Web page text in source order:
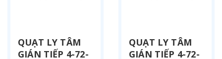
QUẠT LY TÂM
GIÁN TIẾP 4-72-
QUẠT LY TÂM
GIÁN TIẾP 4-72-